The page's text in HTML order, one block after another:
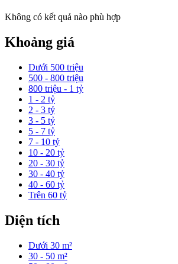
Không có kết quả nào phù hợp
Khoảng giá
Dưới 500 triệu
500 - 800 triệu
800 triệu - 1 tỷ
1 - 2 tỷ
2 - 3 tỷ
3 - 5 tỷ
5 - 7 tỷ
7 - 10 tỷ
10 - 20 tỷ
20 - 30 tỷ
30 - 40 tỷ
40 - 60 tỷ
Trên 60 tỷ
Diện tích
Dưới 30 m²
30 - 50 m²